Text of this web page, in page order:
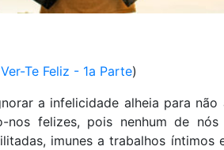
Te Feliz - 1a Parte)
a infelicidade alheia para
nos felizes, pois nenhum de
imunes a trabalhos